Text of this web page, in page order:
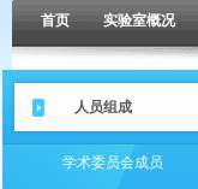
首页 实验室概况
人员组成
学术委员会成员